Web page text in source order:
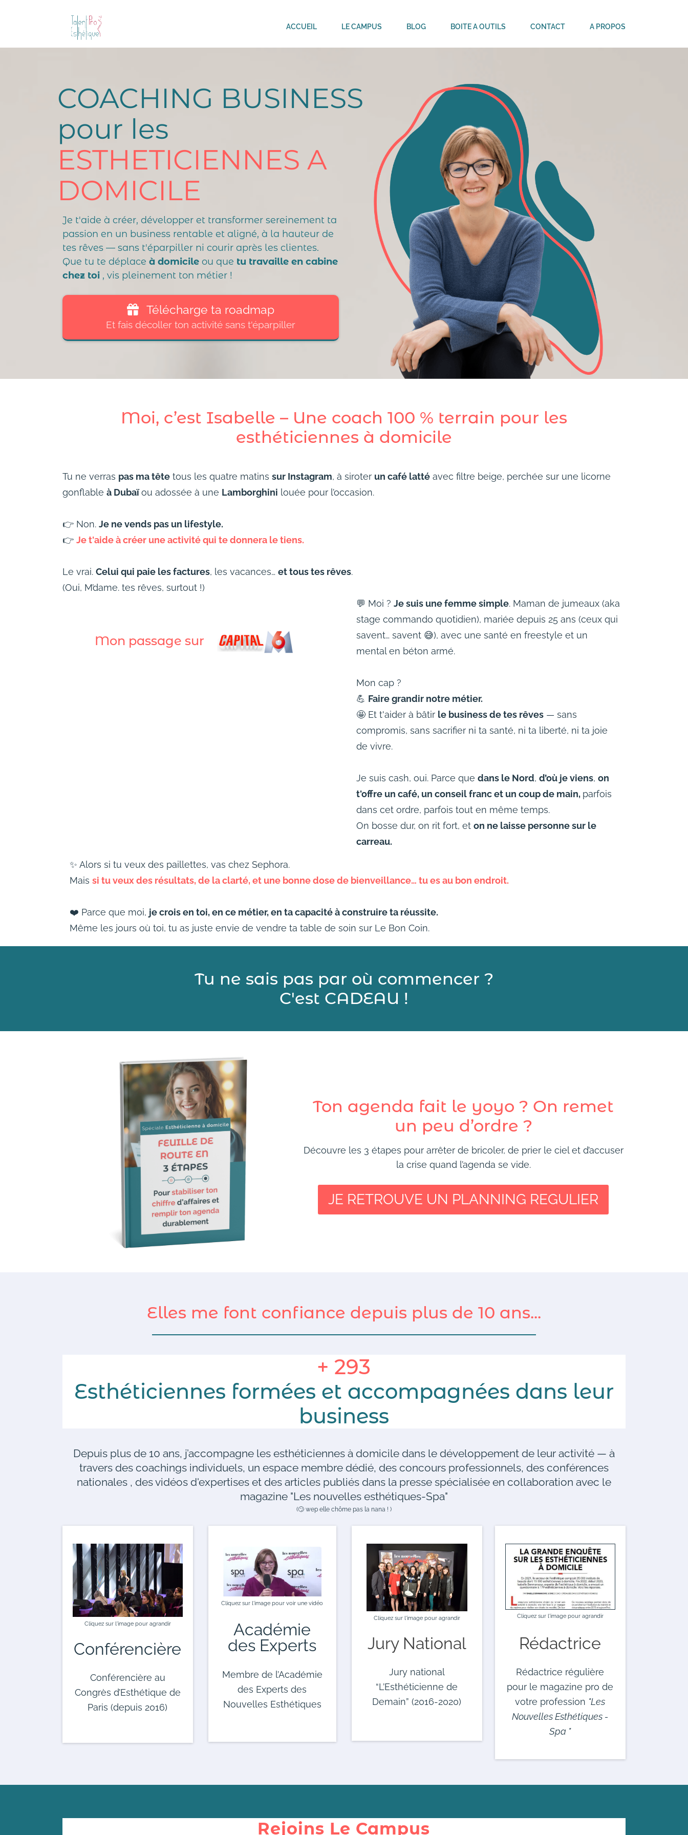
ACCUEIL LE CAMPUS BLOG BOITE A OUTILS CONTACT A PROPOS
COACHING BUSINESS
pour les
ESTHETICIENNES A
DOMICILE
Je t'aide à créer, développer et transformer sereinement ta
passion en un business rentable et aligné, à la hauteur de
tes rêves — sans t'éparpiller ni courir après les clientes.
Que tu te déplace à domicile ou que tu travaille en cabine
chez toi , vis pleinement ton métier !
Télécharge ta roadmap
Et fais décoller ton activité sans t'éparpiller
Moi, c’est Isabelle – Une coach 100 % terrain pour les
esthéticiennes à domicile
Tu ne verras pas ma tête tous les quatre matins sur Instagram, à siroter un café latté avec filtre beige, perchée sur une licorne
gonflable à Dubaïou adossée à une Lamborghini louée pour l’occasion.
👉 Non. Je ne vends pas un lifestyle.
👉 Je t'aide à créer une activité qui te donnera le tiens.
Le vrai. Celui qui paie les factures, les vacances… et tous tes rêves.
(Oui, M’dame. tes rêves, surtout !)
Mon passage sur
💬 Moi ? Je suis une femme simple. Maman de jumeaux (aka
stage commando quotidien), mariée depuis 25 ans (ceux qui
savent… savent 😅), avec une santé en freestyle et un
mental en béton armé.
Mon cap ?
💪 Faire grandir notre métier.
🤩 Et t'aider à bâtir le business de tes rêves— sans
compromis, sans sacrifier ni ta santé, ni ta liberté, ni ta joie
de vivre.
Je suis cash, oui. Parce que dans le Nord, d’où je viens, on
t'offre un café, un conseil franc et un coup de main, parfois
dans cet ordre, parfois tout en même temps.
On bosse dur, on rit fort, et on ne laisse personne sur le
carreau.
✨ Alors si tu veux des paillettes, vas chez Sephora.
Mais si tu veux des résultats, de la clarté, et une bonne dose de bienveillance… tu es au bon endroit.
❤️ Parce que moi, je crois en toi, en ce métier, en ta capacité à construire ta réussite.
Même les jours où toi, tu as juste envie de vendre ta table de soin sur Le Bon Coin.
Tu ne sais pas par où commencer ?
C'est CADEAU !
Ton agenda fait le yoyo ? On remet
un peu d’ordre ?
Découvre les 3 étapes pour arrêter de bricoler, de prier le ciel et d’accuser
la crise quand l’agenda se vide.
JE RETROUVE UN PLANNING REGULIER
Elles me font confiance depuis plus de 10 ans...
+ 293
Esthéticiennes formées et accompagnées dans leur
business
Depuis plus de 10 ans, j’accompagne les esthéticiennes à domicile dans le développement de leur activité — à
travers des coachings individuels, un espace membre dédié, des concours professionnels, des conférences
nationales , des vidéos d'expertises et des articles publiés dans la presse spécialisée en collaboration avec le
magazine "Les nouvelles esthétiques-Spa"
(🙄 wep elle chôme pas la nana ! )
Cliquez sur l'image pour agrandir
Conférencière
Conférencière au
Congrès d’Esthétique de
Paris (depuis 2016)
Cliquez sur l'image pour voir une vidéo
Académie
des Experts
Membre de l’Académie
des Experts des
Nouvelles Esthétiques
Cliquez sur l'image pour agrandir
Jury National
Jury national
“L’Esthéticienne de
Demain” (2016-2020)
Cliquez sur l'image pour agrandir
Rédactrice
Rédactrice régulière
pour le magazine pro de
votre profession "Les
Nouvelles Esthétiques -
Spa "
Rejoins Le Campus